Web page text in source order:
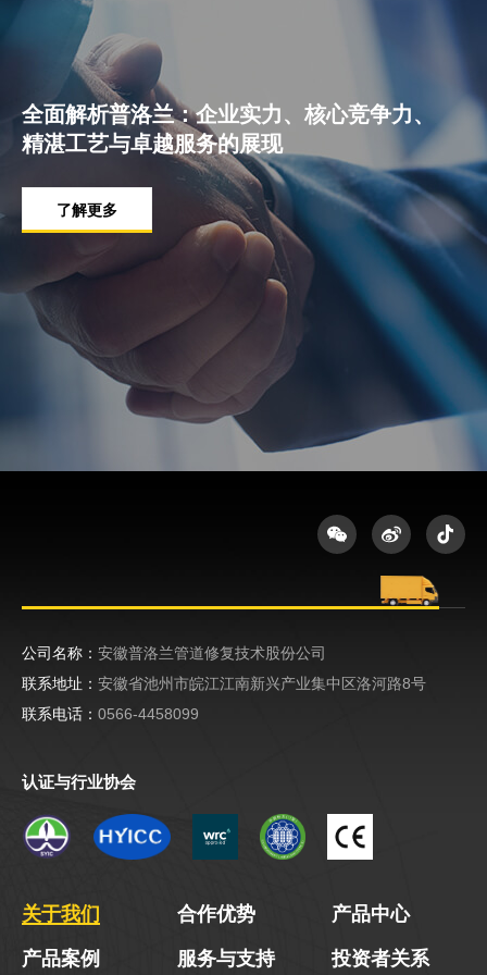
全面解析普洛兰：企业实力、核心竞争力、
精湛工艺与卓越服务的展现
了解更多
公司名称： 安徽普洛兰管道修复技术股份公司
联系地址： 安徽省池州市皖江江南新兴产业集中区洛河路8号
联系电话： 0566-4458099
认证与行业协会
关于我们 合作优势 产品中心
产品案例 服务与支持 投资者关系